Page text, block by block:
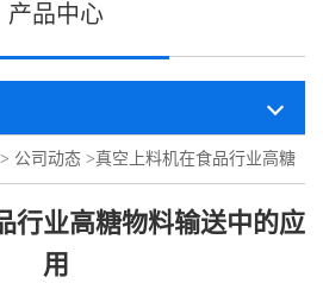
产品中心
> 公司动态 >真空上料机在食品行业高糖
行业高糖物料输送中的应
用